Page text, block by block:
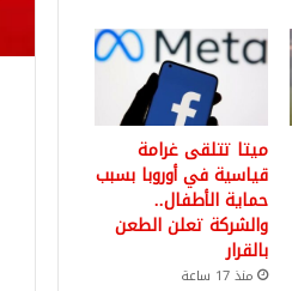
ميتا تتلقى غرامة
قياسية في أوروبا بسبب
حماية الأطفال..
والشركة تعلن الطعن
بالقرار
منذ 17 ساعة